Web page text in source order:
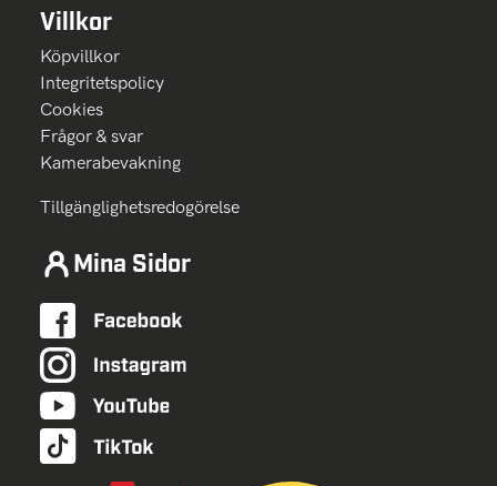
Villkor
Köpvillkor
Integritetspolicy
Cookies
Frågor & svar
Kamerabevakning
Tillgänglighetsredogörelse
Mina Sidor